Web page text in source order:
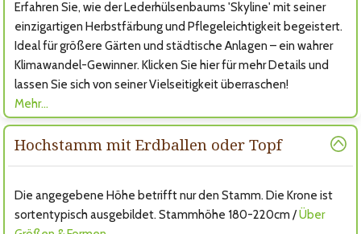
Erfahren Sie, wie der Lederhülsenbaums 'Skyline' mit seiner
einzigartigen Herbstfärbung und Pflegeleichtigkeit begeistert.
Ideal für größere Gärten und städtische Anlagen – ein wahrer
Klimawandel-Gewinner. Klicken Sie hier für mehr Details und
lassen Sie sich von seiner Vielseitigkeit überraschen!
Mehr…
Hochstamm mit Erdballen oder Topf
Die angegebene Höhe betrifft nur den Stamm. Die Krone ist
sortentypisch ausgebildet. Stammhöhe 180-220cm /Über